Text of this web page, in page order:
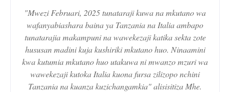
"Mwezi Februari, 2025 tunataraji kuwa na mkutano wa
wafanyabiashara baina ya Tanzania na Italia ambapo
tunatarajia makampuni na wawekezaji katika sekta zote
hususan madini kuja kushiriki mkutano huo. Ninaamini
kwa kutumia mkutano huo utakuwa ni mwanzo mzuri wa
wawekezaji kutoka Italia kuona fursa zilizopo nchini
Tanzania na kuanza kuzichangamkia" alisisitiza Mhe.